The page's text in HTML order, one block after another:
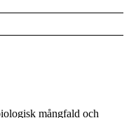
mångfald och